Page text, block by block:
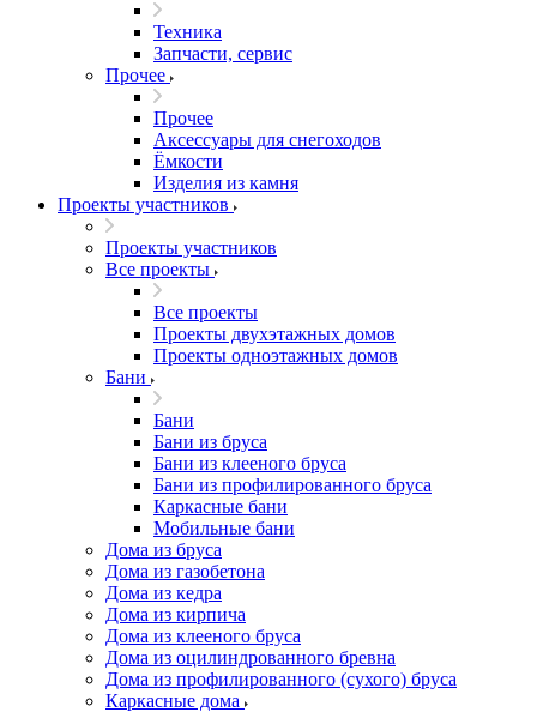
Техника
Запчасти, сервис
Прочее
Прочее
Аксессуары для снегоходов
Ёмкости
Изделия из камня
Проекты участников
Проекты участников
Все проекты
Все проекты
Проекты двухэтажных домов
Проекты одноэтажных домов
Бани
Бани
Бани из бруса
Бани из клееного бруса
Бани из профилированного бруса
Каркасные бани
Мобильные бани
Дома из бруса
Дома из газобетона
Дома из кедра
Дома из кирпича
Дома из клееного бруса
Дома из оцилиндрованного бревна
Дома из профилированного (сухого) бруса
Каркасные дома